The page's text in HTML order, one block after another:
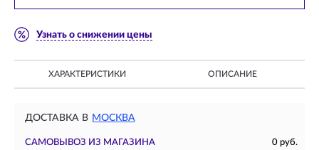
Узнать о снижении цены
ХАРАКТЕРИСТИКИ ОПИСАНИЕ
ДОСТАВКА В МОСКВА
САМОВЫВОЗ ИЗ МАГАЗИНА
0 руб.